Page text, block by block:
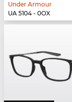
Under Armour
UA 5104 - 0OX